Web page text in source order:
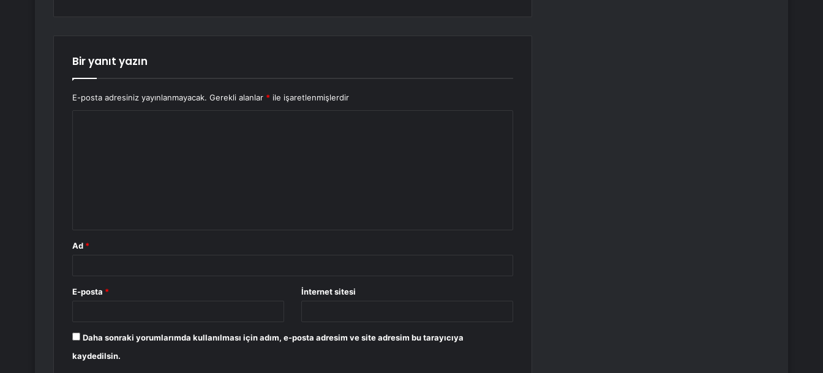
Bir yanıt yazın
E-posta adresiniz yayınlanmayacak. Gerekli alanlar * ile işaretlenmişlerdir
Ad *
E-posta * İnternet sitesi
Daha sonraki yorumlarımda kullanılması için adım, e-posta adresim ve site adresim bu tarayıcıya
kaydedilsin.